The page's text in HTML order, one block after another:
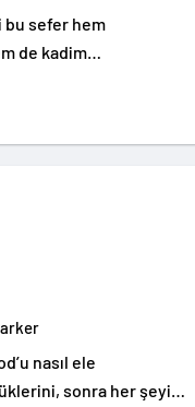
bu sefer hem
de kadim
Trey Parker
nasıl ele
sonra her şeyi